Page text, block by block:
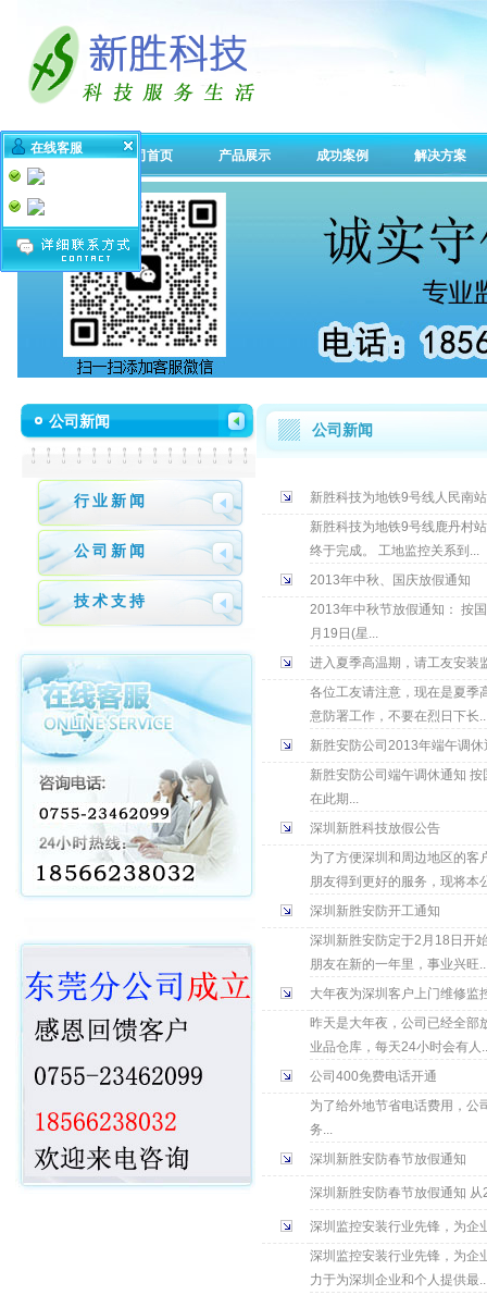
公司首页 产品展示 成功案例 解决方案
在线客服
公司新闻
行业新闻
公司新闻
技术支持
公司新闻
新胜科技为地铁9号线人民南
新胜科技为地铁9号线鹿丹村
终于完成。 工地监控关系到...
2013年中秋、国庆放假通知
2013年中秋节放假通知： 按
月19日(星...
进入夏季高温期，请工友安装
各位工友请注意，现在是夏季
意防署工作，不要在烈日下长
新胜安防公司2013年端午调休
新胜安防公司端午调休通知
在此期...
深圳新胜科技放假公告
为了方便深圳和周边地区的客
朋友得到更好的服务，现将本
深圳新胜安防开工通知
深圳新胜安防定于2月18日开
朋友在新的一年里，事业兴旺
大年夜为深圳客户上门维修监
昨天是大年夜，公司已经全部
业品仓库，每天24小时会有人
公司400免费电话开通
为了给外地节省电话费用，
务...
深圳新胜安防春节放假通知
深圳新胜安防春节放假通知
深圳监控安装行业先锋，为企
深圳监控安装行业先锋，为企
力于为深圳企业和个人提供最